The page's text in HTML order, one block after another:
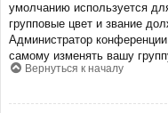
умолчанию используется
групповые цвет и звание
Администратор
самому изменять вашу
Вернуться к началу